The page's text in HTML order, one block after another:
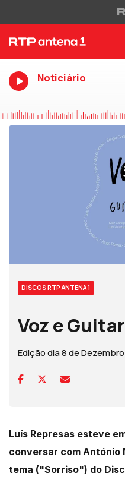
Noticiário
DISCOS RTP ANTENA 1
Voz e
Edição dia 8 de Dezembro
Luís Represas esteve
conversar com António
tema ("Sorriso") do